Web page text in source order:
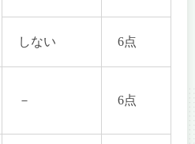
しない 6点
－ 6点